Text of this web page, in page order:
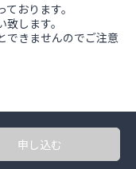
おります。
します。
できませんのでご注意
申し込む